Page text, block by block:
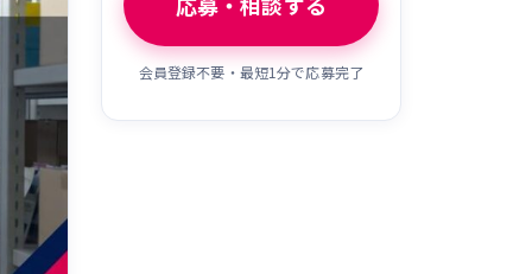
会員登録不要・最短1分で応募完了